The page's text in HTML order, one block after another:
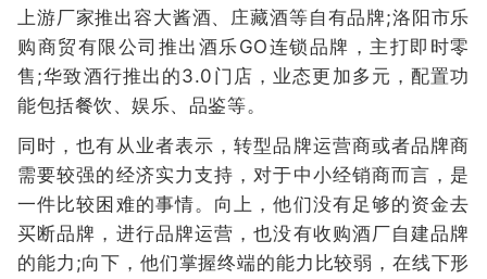
上游厂家推出容大酱酒、庄藏酒等自有品牌;洛阳市乐
购商贸有限公司推出酒乐GO连锁品牌，主打即时零
售;华致酒行推出的3.0门店，业态更加多元，配置功
能包括餐饮、娱乐、品鉴等。
同时，也有从业者表示，转型品牌运营商或者品牌商
需要较强的经济实力支持，对于中小经销商而言，是
一件比较困难的事情。向上，他们没有足够的资金去
买断品牌，进行品牌运营，也没有收购酒厂自建品牌
的能力;向下，他们掌握终端的能力比较弱，在线下形